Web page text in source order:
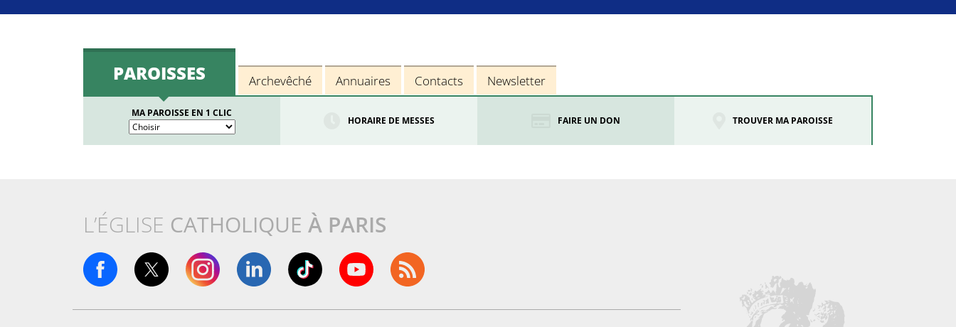
PAROISSES Archevêché Annuaires Contacts Newsletter
MA PAROISSE EN 1 CLIC
HORAIRE DE MESSES FAIRE UN DON TROUVER MA PAROISSE
L’ÉGLISE CATHOLIQUE À PARIS